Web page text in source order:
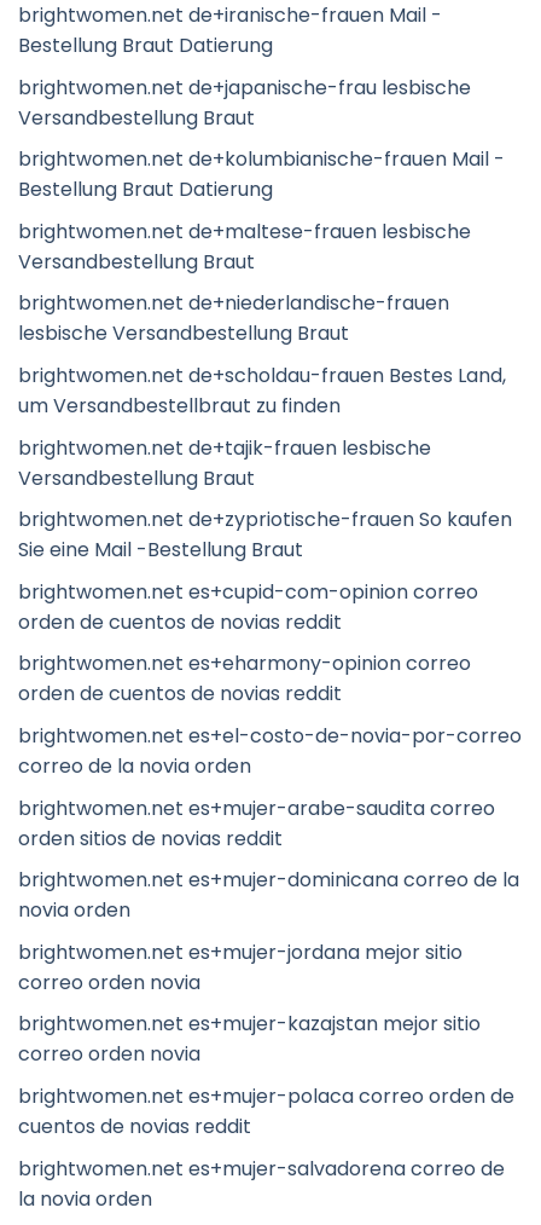
brightwomen.net de+iranische-frauen Mail -
Bestellung Braut Datierung
brightwomen.net de+japanische-frau lesbische
Versandbestellung Braut
brightwomen.net de+kolumbianische-frauen Mail -
Bestellung Braut Datierung
brightwomen.net de+maltese-frauen lesbische
Versandbestellung Braut
brightwomen.net de+niederlandische-frauen
lesbische Versandbestellung Braut
brightwomen.net de+scholdau-frauen Bestes Land,
um Versandbestellbraut zu finden
brightwomen.net de+tajik-frauen lesbische
Versandbestellung Braut
brightwomen.net de+zypriotische-frauen So kaufen
Sie eine Mail -Bestellung Braut
brightwomen.net es+cupid-com-opinion correo
orden de cuentos de novias reddit
brightwomen.net es+eharmony-opinion correo
orden de cuentos de novias reddit
brightwomen.net es+el-costo-de-novia-por-correo
correo de la novia orden
brightwomen.net es+mujer-arabe-saudita correo
orden sitios de novias reddit
brightwomen.net es+mujer-dominicana correo de la
novia orden
brightwomen.net es+mujer-jordana mejor sitio
correo orden novia
brightwomen.net es+mujer-kazajstan mejor sitio
correo orden novia
brightwomen.net es+mujer-polaca correo orden de
cuentos de novias reddit
brightwomen.net es+mujer-salvadorena correo de
la novia orden